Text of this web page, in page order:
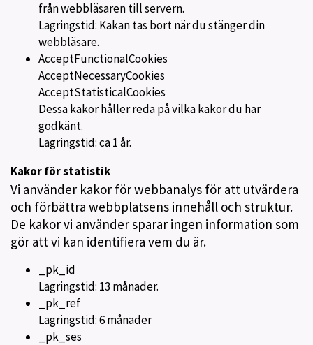
från webbläsaren till servern.
Lagringstid: Kakan tas bort när du stänger din
webbläsare.
AcceptFunctionalCookies
AcceptNecessaryCookies
AcceptStatisticalCookies
Dessa kakor håller reda på vilka kakor du har
godkänt.
Lagringstid: ca 1 år.
Kakor för statistik
Vi använder kakor för webbanalys för att utvärdera
och förbättra webbplatsens innehåll och struktur.
De kakor vi använder sparar ingen information som
gör att vi kan identifiera vem du är.
_pk_id
Lagringstid: 13 månader.
_pk_ref
Lagringstid: 6 månader
_pk_ses